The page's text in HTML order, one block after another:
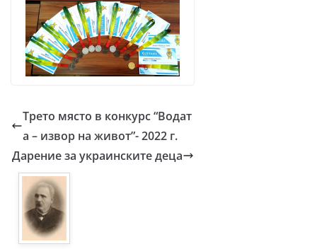
Трето място в конкурс “Водат
а – извор на живот”- 2022 г.
Дарение за украинските деца